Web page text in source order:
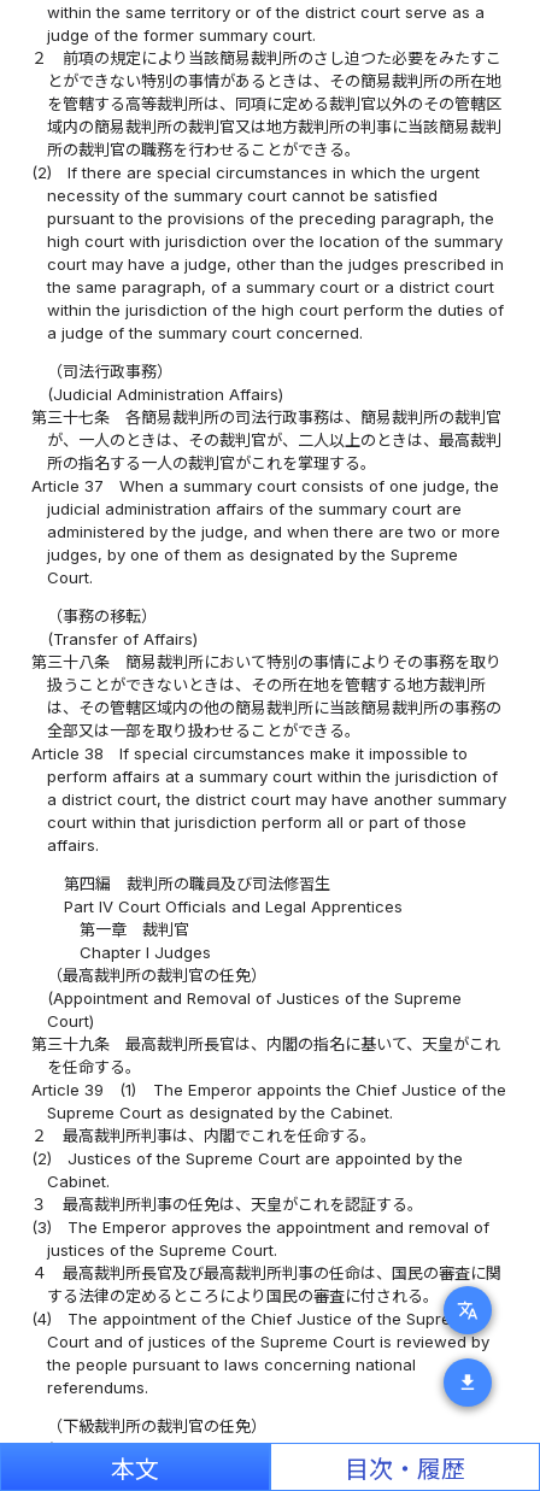
translate
download
within the same territory or of the district court serve as a
judge of the former summary court.
２
前項の規定により当該簡易裁判所のさし迫つた必要をみたすこ
とができない特別の事情があるときは、その簡易裁判所の所在地
を管轄する高等裁判所は、同項に定める裁判官以外のその管轄区
域内の簡易裁判所の裁判官又は地方裁判所の判事に当該簡易裁判
所の裁判官の職務を行わせることができる。
(2)
If there are special circumstances in which the urgent
necessity of the summary court cannot be satisfied
pursuant to the provisions of the preceding paragraph, the
high court with jurisdiction over the location of the summary
court may have a judge, other than the judges prescribed in
the same paragraph, of a summary court or a district court
within the jurisdiction of the high court perform the duties of
a judge of the summary court concerned.
（司法行政事務）
(Judicial Administration Affairs)
第三十七条
各簡易裁判所の司法行政事務は、簡易裁判所の裁判官
が、一人のときは、その裁判官が、二人以上のときは、最高裁判
所の指名する一人の裁判官がこれを掌理する。
Article 37
When a summary court consists of one judge, the
judicial administration affairs of the summary court are
administered by the judge, and when there are two or more
judges, by one of them as designated by the Supreme
Court.
（事務の移転）
(Transfer of Affairs)
第三十八条
簡易裁判所において特別の事情によりその事務を取り
扱うことができないときは、その所在地を管轄する地方裁判所
は、その管轄区域内の他の簡易裁判所に当該簡易裁判所の事務の
全部又は一部を取り扱わせることができる。
Article 38
If special circumstances make it impossible to
perform affairs at a summary court within the jurisdiction of
a district court, the district court may have another summary
court within that jurisdiction perform all or part of those
affairs.
第四編 裁判所の職員及び司法修習生
Part IV Court Officials and Legal Apprentices
第一章 裁判官
Chapter I Judges
（最高裁判所の裁判官の任免）
(Appointment and Removal of Justices of the Supreme
Court)
第三十九条
最高裁判所長官は、内閣の指名に基いて、天皇がこれ
を任命する。
Article 39
(1)
The Emperor appoints the Chief Justice of the
Supreme Court as designated by the Cabinet.
２
最高裁判所判事は、内閣でこれを任命する。
(2)
Justices of the Supreme Court are appointed by the
Cabinet.
３
最高裁判所判事の任免は、天皇がこれを認証する。
(3)
The Emperor approves the appointment and removal of
justices of the Supreme Court.
４
最高裁判所長官及び最高裁判所判事の任命は、国民の審査に関
する法律の定めるところにより国民の審査に付される。
(4)
The appointment of the Chief Justice of the Supreme
Court and of justices of the Supreme Court is reviewed by
the people pursuant to laws concerning national
referendums.
（下級裁判所の裁判官の任免）
(Appointment and Removal of Judges of Lower Courts)
高等裁判所長官、判事、判事補及び簡易裁判所判事は、
本文 目次・履歴